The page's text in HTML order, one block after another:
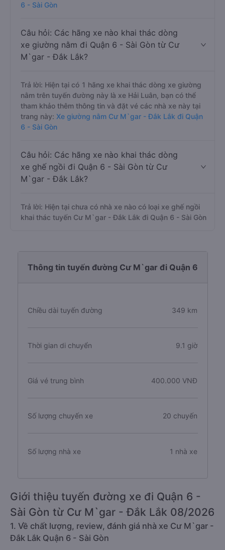
6 - Sài Gòn
Câu hỏi: Các hãng xe nào khai thác dòng
xe giường nằm đi Quận 6 - Sài Gòn từ Cư
M`gar - Đắk Lắk?
Trả lời: Hiện tại có 1 hãng xe khai thác dòng xe giường
nằm trên tuyến đường này là xe Hải Luân, bạn có thể
tham khảo thêm thông tin và đặt vé các nhà xe này tại
trang này: Xe giường nằm Cư M`gar - Đắk Lắk đi Quận
6 - Sài Gòn
Câu hỏi: Các hãng xe nào khai thác dòng
xe ghế ngồi đi Quận 6 - Sài Gòn từ Cư
M`gar - Đắk Lắk?
Trả lời: Hiện tại chưa có nhà xe nào có loại xe ghế ngồi
khai thác tuyến Cư M`gar - Đắk Lắk đi Quận 6 - Sài Gòn
Thông tin tuyến đường Cư M`gar đi Quận 6
Chiều dài tuyến đường 349 km
Thời gian di chuyển 9.1 giờ
Giá vé trung bình 400.000 VNĐ
Số lượng chuyến xe 20 chuyến
Số lượng nhà xe 1 nhà xe
Giới thiệu tuyến đường xe đi Quận 6 -
Sài Gòn từ Cư M`gar - Đắk Lắk 08/2026
1. Về chất lượng, review, đánh giá nhà xe Cư M`gar -
Đắk Lắk Quận 6 - Sài Gòn